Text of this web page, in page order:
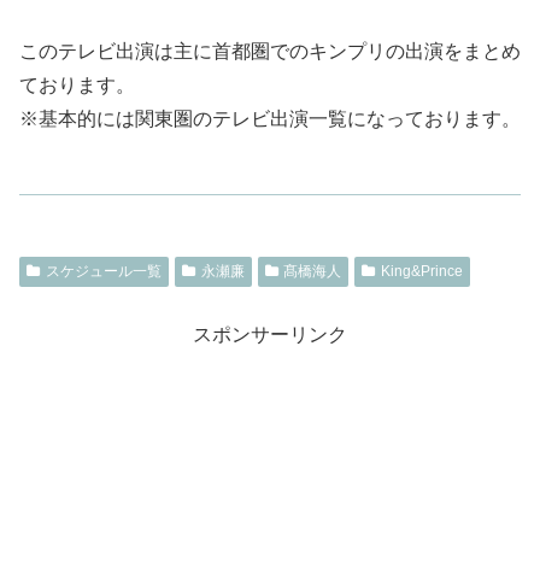
このテレビ出演は主に首都圏でのキンプリの出演をまとめ
ております。
※基本的には関東圏のテレビ出演一覧になっております。
スケジュール一覧 永瀬廉 髙橋海人 King&Prince
スポンサーリンク